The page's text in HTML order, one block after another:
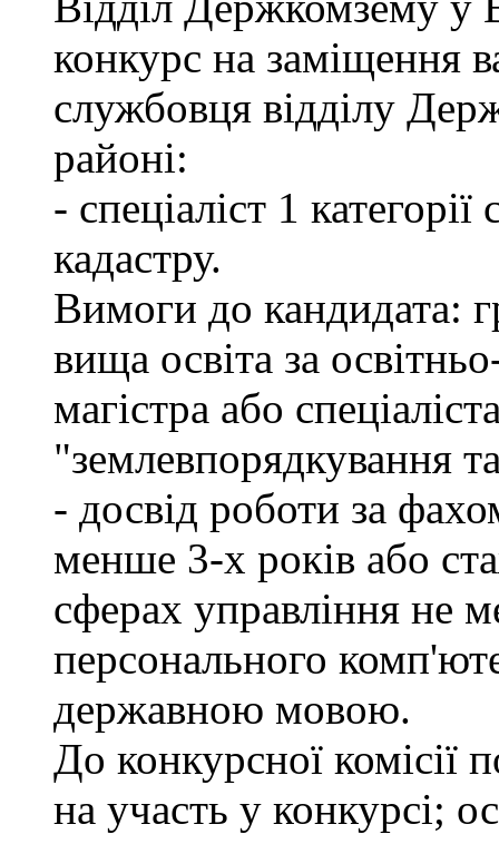
конкурс на заміщення
службовця відділу
районі:
- спеціаліст 1
кадастру.
Вимоги до кандидата:
вища освіта за
магістра або
"землевпорядкування
- досвід роботи за
менше 3-х років або
сферах управління не
персонального
державною мовою.
До конкурсної комісії
на участь у конкурсі;